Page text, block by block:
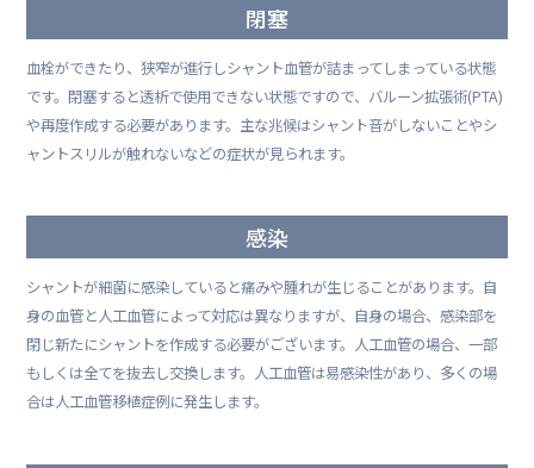
閉塞
血栓ができたり、狭窄が進行しシャント血管が詰まってしまっている状態
です。閉塞すると透析で使用できない状態ですので、バルーン拡張術(PTA)
や再度作成する必要があります。主な兆候はシャント音がしないことやシ
ャントスリルが触れないなどの症状が見られます。
感染
シャントが細菌に感染していると痛みや腫れが生じることがあります。自
身の血管と人工血管によって対応は異なりますが、自身の場合、感染部を
閉じ新たにシャントを作成する必要がございます。人工血管の場合、一部
もしくは全てを抜去し交換します。人工血管は易感染性があり、多くの場
合は人工血管移植症例に発生します。